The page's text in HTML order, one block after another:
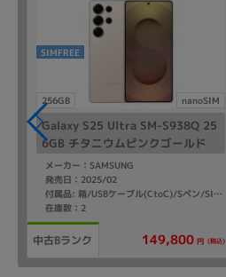
256GB nanoSIM
SIMFREE
Galaxy S25 Ultra SM-S938Q 25
6GB チタニウムピンクゴールド
【国内版 SIMフリー】
メーカー：SAMSUNG
発売日：2025/02
付属品: 箱/USBケーブル(CtoC)/Sペン/SIM取り出し用ピン/マニュアル
在庫数：2
中古Bランク 149,800 円 (税込)